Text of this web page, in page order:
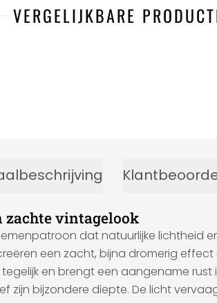
VERGELIJKBARE
vintagelook
dat natuurlijke lichtheid
een zacht, bijna dromerig
en brengt een aangename rust
bijzondere diepte. De licht